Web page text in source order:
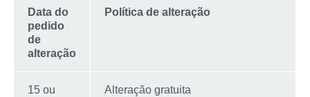
Data do
pedido
de
alteração
Política de alteração
15 ou
Alteração gratuita